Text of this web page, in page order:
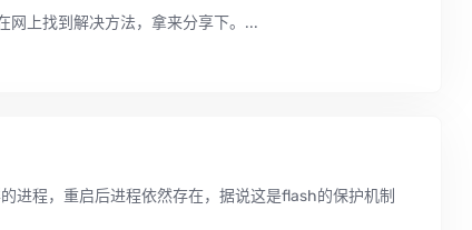
网上找到解决方法，拿来分享下。...
程，重启后进程依然存在，据说这是flash的保护机制